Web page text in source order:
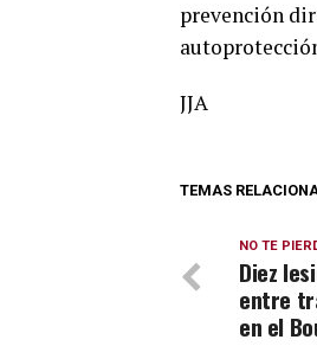
prevención
JJA
TEMAS
NO TE
Diez
entre
en el